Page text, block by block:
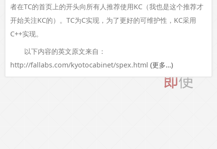
者在TC的首页上的开头向所有人推荐使用KC（我也是这个推荐才
开始关注KC的）。TC为C实现，为了更好的可维护性，KC采用
C++实现。
以下内容的英文原文来自：
http://fallabs.com/kyotocabinet/spex.html (更多…)